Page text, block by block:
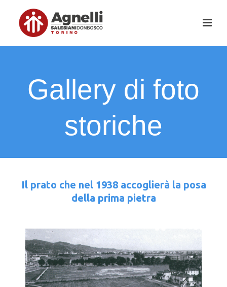
Gallery di foto
storiche
Il prato che nel 1938 accoglierà la posa
della prima pietra